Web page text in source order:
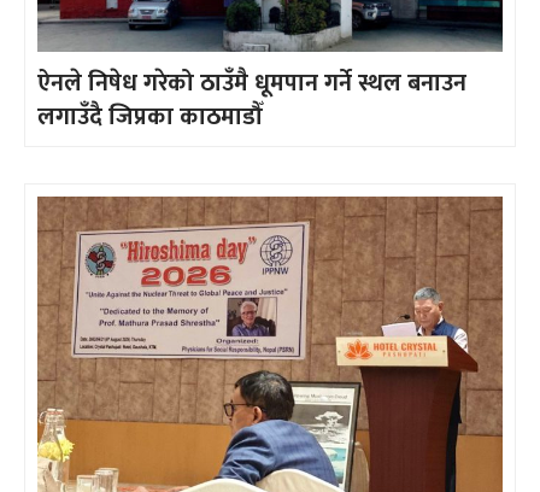
ऐनले निषेध गरेको ठाउँमै धूमपान गर्ने स्थल बनाउन
लगाउँदै जिप्रका काठमाडौँ